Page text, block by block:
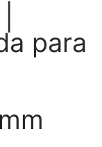
para